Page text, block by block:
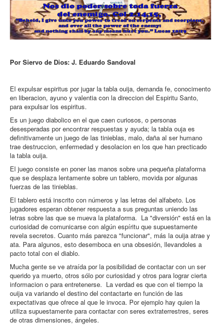
Por Siervo de Dios: J. Eduardo Sandoval
El expulsar espiritus por jugar la tabla ouija, demanda fe, conocimento
en liberacion, ayuno y valentia con la direccion del Espiritu Santo,
para expulsar los espiritus.
Es un juego diabolico en el que caen curiosos, o personas
desesperadas por encontrar respuestas y ayuda; la tabla ouja es
definitivamente un juego de las tinieblas, malo, daña al ser humano
trae destruccion, enfermedad y desolacion en los que han precticado
la tabla ouija.
El juego consiste en poner las manos sobre una pequeña plataforma
que se desplaza lentamente sobre un tablero, movida por algunas
fuerzas de las tinieblas.
El tablero está inscrito con números y las letras del alfabeto. Los
jugadores esperan obtener respuesta a sus preguntas uniendo las
letras sobre las que se mueva la plataforma. La "diversión" está en la
curiosidad de comunicarse con algún espíritu que supuestamente
revela secretos. Cuanto más parezca "funcionar", más la ouija atrae y
ata. Para algunos, esto desemboca en una obsesión, llevandoles a
pacto total con el diablo.
Mucha gente se ve atraída por la posibilidad de contactar con un ser
querido ya muerto, otros sólo por curiosidad y otros para lograr cierta
informacion o para entretenerse. La verdad es que con el tiempo la
ouija va variando el destino del contactarte en función de las
expectativas que ofrece al que le invoca. Por ejemplo hay quien la
utiliza supuestamente para contactar con seres extraterrestres, seres
de otras dimensiones, ángeles.